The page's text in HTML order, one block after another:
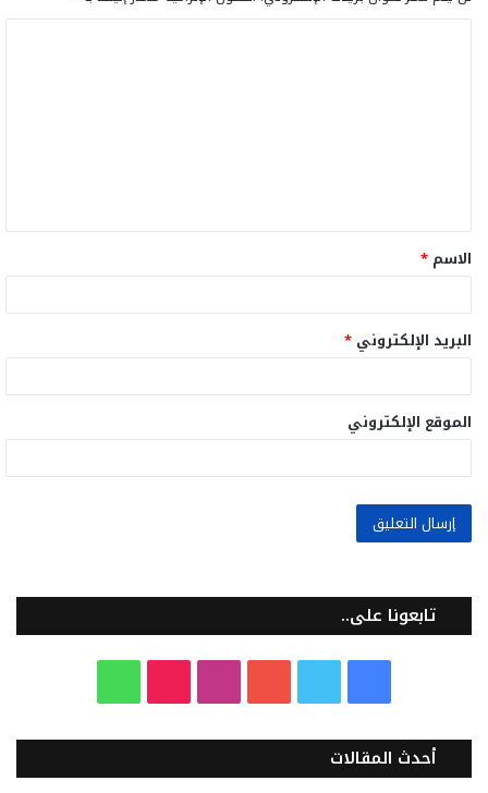
ق
*
الاسم *
البريد الإلكتروني *
الموقع الإلكتروني
تابعونا على..
س
ي
ت
س
k
ت
أحدث المقالات